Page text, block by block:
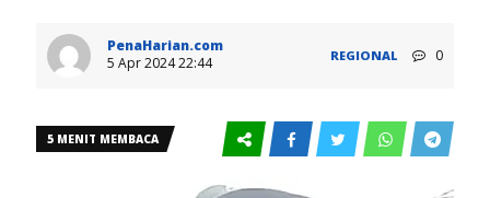
PenaHarian.com
5 Apr 2024 22:44
REGIONAL 0
5 MENIT MEMBACA